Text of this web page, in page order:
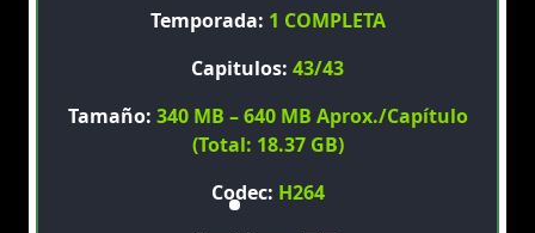
Temporada: 1 COMPLETA
Capitulos: 43/43
Tamaño: 340 MB – 640 MB Aprox./Capítulo
(Total: 18.37 GB)
Codec: H264